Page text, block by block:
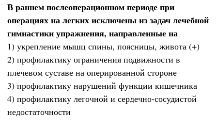
В раннем послеоперационном периоде при
операциях на легких исключены из задач лечебной
гимнастики упражнения, направленные на
1) укрепление мышц спины, поясницы, живота (+)
2) профилактику ограничения подвижности в
плечевом суставе на оперированной стороне
3) профилактику нарушений функции кишечника
4) профилактику легочной и сердечно-сосудистой
недостаточности